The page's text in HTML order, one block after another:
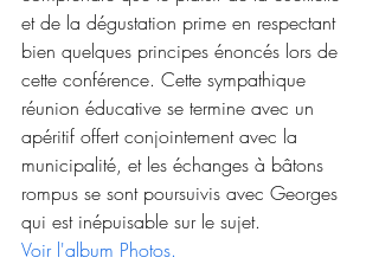
et de la dégustation prime en respectant
bien quelques principes énoncés lors de
cette conférence. Cette sympathique
réunion éducative se termine avec un
apéritif offert conjointement avec la
municipalité, et les échanges à bâtons
rompus se sont poursuivis avec Georges
qui est inépuisable sur le sujet.
Voir l'album Photos.